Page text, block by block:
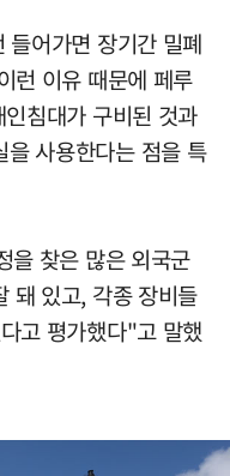
어가면 장기간 밀폐
런 이유 때문에 페루
침대가 구비된 것과
사용한다는 점을 특
을 찾은 많은 외국군
돼 있고, 각종 장비들
고 평가했다"고 말했